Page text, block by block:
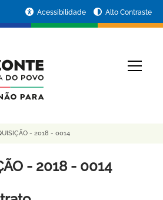
Acessibilidade Alto Contraste
- 2018 - 0014
- 2018 - 0014